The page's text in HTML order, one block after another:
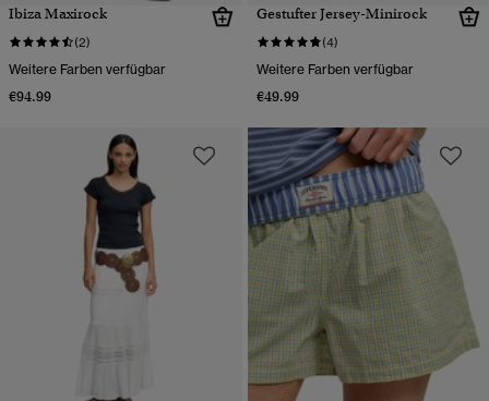
Ibiza Maxirock
(2)
Weitere Farben verfügbar
€94.99
Gestufter Jersey-Minirock
(4)
Weitere Farben verfügbar
€49.99